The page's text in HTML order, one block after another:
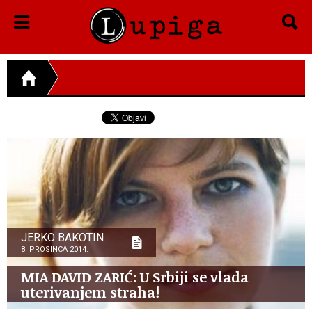
JERKO BAKOTIN
8. PROSINCA 2014.
MIA DAVID ZARIĆ: U Srbiji se vlada
uterivanjem straha!